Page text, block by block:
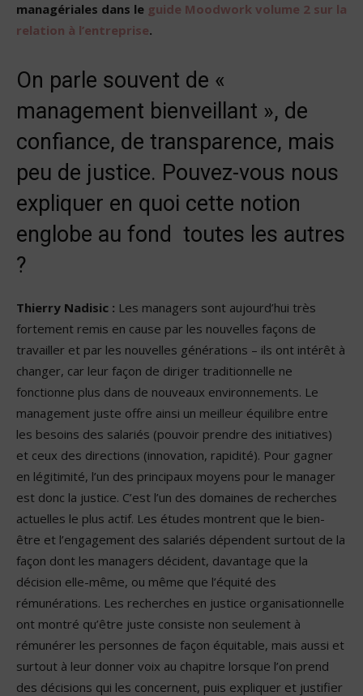
managériales dans le guide Moodwork volume 2 sur la
relation à l’entreprise.
On parle souvent de «
management bienveillant », de
confiance, de transparence, mais
peu de justice. Pouvez-vous nous
expliquer en quoi cette notion
englobe au fond toutes les autres
?
Thierry Nadisic : Les managers sont aujourd’hui très
fortement remis en cause par les nouvelles façons de
travailler et par les nouvelles générations – ils ont intérêt à
changer, car leur façon de diriger traditionnelle ne
fonctionne plus dans de nouveaux environnements. Le
management juste offre ainsi un meilleur équilibre entre
les besoins des salariés (pouvoir prendre des initiatives)
et ceux des directions (innovation, rapidité). Pour gagner
en légitimité, l’un des principaux moyens pour le manager
est donc la justice. C’est l’un des domaines de recherches
actuelles le plus actif. Les études montrent que le bien-
être et l’engagement des salariés dépendent surtout de la
façon dont les managers décident, davantage que la
décision elle-même, ou même que l’équité des
rémunérations. Les recherches en justice organisationnelle
ont montré qu’être juste consiste non seulement à
rémunérer les personnes de façon équitable, mais aussi et
surtout à leur donner voix au chapitre lorsque l’on prend
des décisions qui les concernent, puis expliquer et justifier